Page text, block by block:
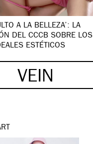
A LA BELLEZA’: LA
DEL CCCB SOBRE LOS
ESTÉTICOS
VEIN